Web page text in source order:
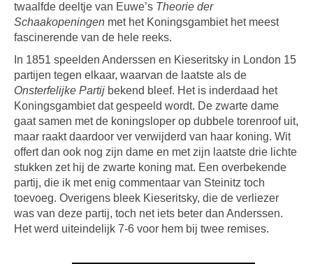
twaalfde deeltje van Euwe’s Theorie der
Schaakopeningen met het Koningsgambiet het meest
fascinerende van de hele reeks.
In 1851 speelden Anderssen en Kieseritsky in London 15
partijen tegen elkaar, waarvan de laatste als de
Onsterfelijke Partij bekend bleef. Het is inderdaad het
Koningsgambiet dat gespeeld wordt. De zwarte dame
gaat samen met de koningsloper op dubbele torenroof uit,
maar raakt daardoor ver verwijderd van haar koning. Wit
offert dan ook nog zijn dame en met zijn laatste drie lichte
stukken zet hij de zwarte koning mat. Een overbekende
partij, die ik met enig commentaar van Steinitz toch
toevoeg. Overigens bleek Kieseritsky, die de verliezer
was van deze partij, toch net iets beter dan Anderssen.
Het werd uiteindelijk 7-6 voor hem bij twee remises.